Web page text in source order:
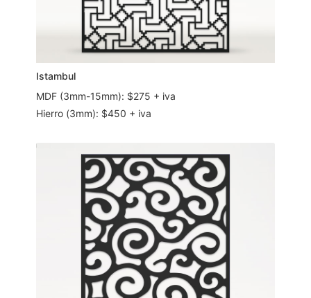
Istambul
MDF (3mm-15mm): $275 + iva
Hierro (3mm): $450 + iva